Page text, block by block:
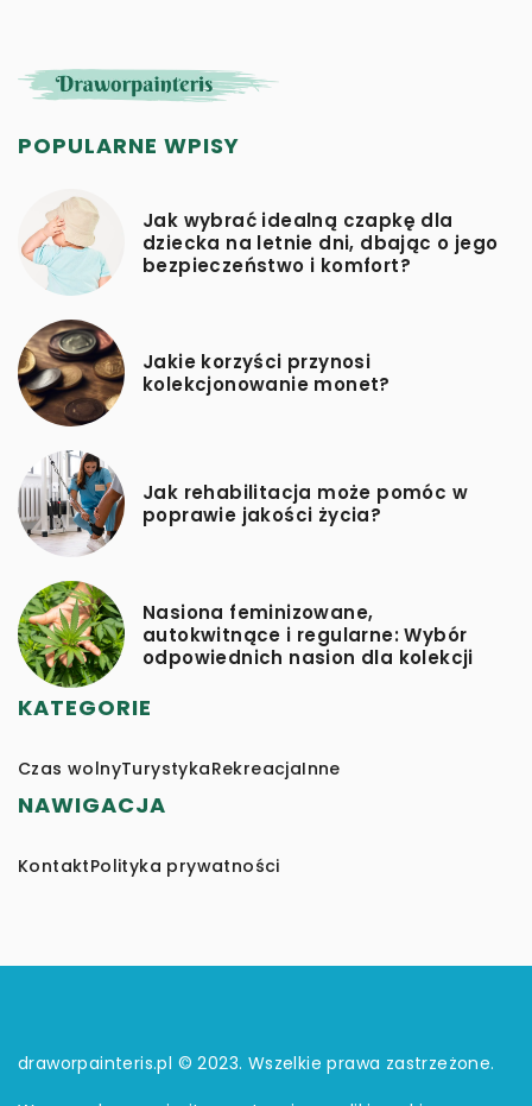
POPULARNE WPISY
Jak wybrać idealną czapkę dla
dziecka na letnie dni, dbając o jego
bezpieczeństwo i komfort?
Jakie korzyści przynosi
kolekcjonowanie monet?
Jak rehabilitacja może pomóc w
poprawie jakości życia?
Nasiona feminizowane,
autokwitnące i regularne: Wybór
odpowiednich nasion dla kolekcji
KATEGORIE
Czas wolnyTurystykaRekreacjaInne
NAWIGACJA
KontaktPolityka prywatności
draworpainteris.pl © 2023. Wszelkie prawa zastrzeżone.